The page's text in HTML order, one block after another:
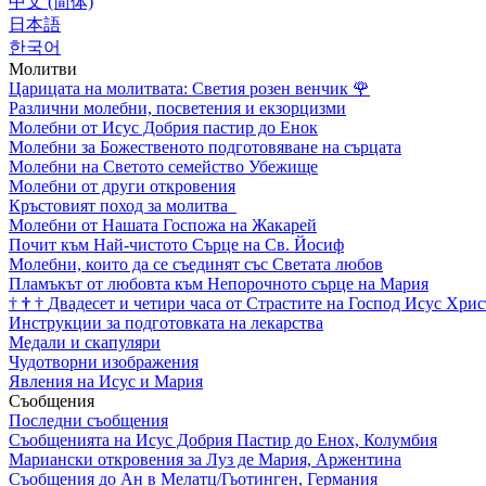
日本語
한국어
Молитви
Царицата на молитвата: Светия розен венчик 🌹
Различни молебни, посветения и екзорцизми
Молебни от Исус Добрия пастир до Енок
Молебни за Божественото подготовяване на сърцата
Молебни на Светото семейство Убежище
Молебни от други откровения
Кръстовият поход за молитва
Молебни от Нашата Госпожа на Жакарей
Почит към Най-чистото Сърце на Св. Йосиф
Молебни, които да се съединят със Светата любов
Пламъкът от любовта към Непорочното сърце на Мария
† † † Двадесет и четири часа от Страстите на Господ Исус
Инструкции за подготовката на лекарства
Медали и скапуляри
Чудотворни изображения
Явления на Исус и Мария
Съобщения
Последни съобщения
Съобщенията на Исус Добрия Пастир до Енох, Колумбия
Мариански откровения за Луз де Мария, Аржентина
Съобщения до Ан в Мелатц/Гьотинген, Германия